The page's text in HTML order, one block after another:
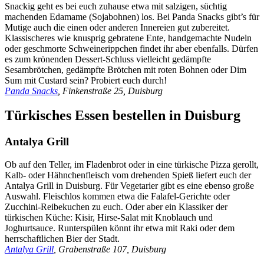
Snackig geht es bei euch zuhause etwa mit salzigen, süchtig
machenden Edamame (Sojabohnen) los. Bei Panda Snacks gibt’s für
Mutige auch die einen oder anderen Innereien gut zubereitet.
Klassischeres wie knusprig gebratene Ente, handgemachte Nudeln
oder geschmorte Schweinerippchen findet ihr aber ebenfalls. Dürfen
es zum krönenden Dessert-Schluss vielleicht gedämpfte
Sesambrötchen, gedämpfte Brötchen mit roten Bohnen oder Dim
Sum mit Custard sein? Probiert euch durch!
Panda Snacks , Finkenstraße 25, Duisburg
Türkisches Essen bestellen in Duisburg
Antalya Grill
Ob auf den Teller, im Fladenbrot oder in eine türkische Pizza gerollt,
Kalb- oder Hähnchenfleisch vom drehenden Spieß liefert euch der
Antalya Grill in Duisburg. Für Vegetarier gibt es eine ebenso große
Auswahl. Fleischlos kommen etwa die Falafel-Gerichte oder
Zucchini-Reibekuchen zu euch. Oder aber ein Klassiker der
türkischen Küche: Kisir, Hirse-Salat mit Knoblauch und
Joghurtsauce. Runterspülen könnt ihr etwa mit Raki oder dem
herrschaftlichen Bier der Stadt.
Antalya Grill , Grabenstraße 107, Duisburg